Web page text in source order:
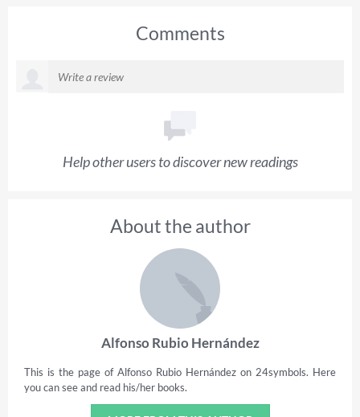
Comments
Help other users to discover new readings
About the author
Alfonso Rubio Hernández
This is the page of Alfonso Rubio Hernández on 24symbols. Here
you can see and read his/her books.